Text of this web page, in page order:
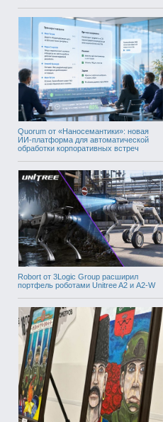
Quorum от «Наносемантики»: новая
ИИ-платформа для автоматической
обработки корпоративных встреч
Robort от 3Logic Group расширил
портфель роботами Unitree A2 и A2-W